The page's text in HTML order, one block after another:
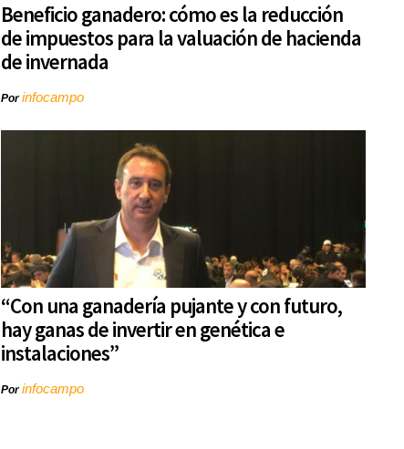
Beneficio ganadero: cómo es la reducción
de impuestos para la valuación de hacienda
de invernada
Porinfocampo
“Con una ganadería pujante y con futuro,
hay ganas de invertir en genética e
instalaciones”
Porinfocampo